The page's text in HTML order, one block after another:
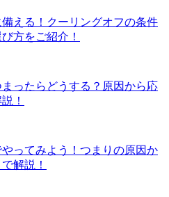
える！クーリングオフの条件
方をご紹介！
ったらどうする？原因から応
！
ってみよう！つまりの原因か
解説！